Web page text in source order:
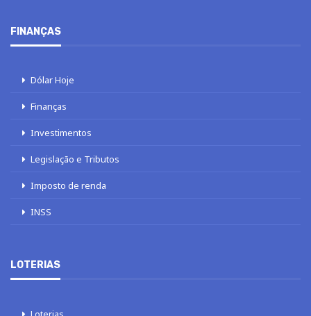
FINANÇAS
Dólar Hoje
Finanças
Investimentos
Legislação e Tributos
Imposto de renda
INSS
LOTERIAS